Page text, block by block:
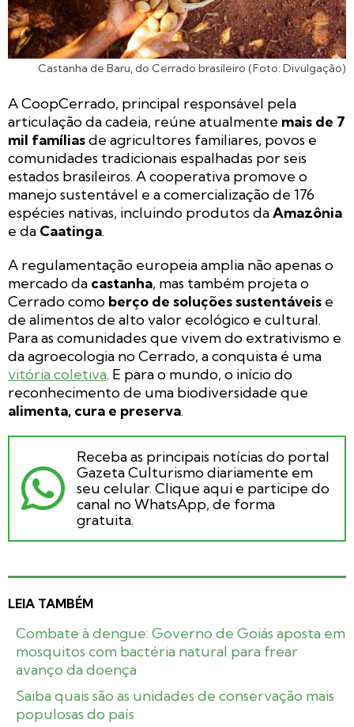
Castanha de Baru, do Cerrado brasileiro (Foto: Divulgação)
A CoopCerrado, principal responsável pela
articulação da cadeia, reúne atualmente mais de 7
mil famíliasde agricultores familiares, povos e
comunidades tradicionais espalhadas por seis
estados brasileiros. A cooperativa promove o
manejo sustentável e a comercialização de 176
espécies nativas, incluindo produtos daAmazônia
e da Caatinga.
A regulamentação europeia amplia não apenas o
mercado da castanha, mas também projeta o
Cerrado como berço de soluções sustentáveis e
de alimentos de alto valor ecológico e cultural.
Para as comunidades que vivem do extrativismo e
da agroecologia no Cerrado, a conquista é uma
vitória coletiva. E para o mundo, o início do
reconhecimento de uma biodiversidade que
alimenta, cura e preserva.
Receba as principais notícias do portal
Gazeta Culturismo diariamente em
seu celular. Clique aqui e participe do
canal no WhatsApp, de forma
gratuita.
LEIA TAMBÉM
Combate à dengue: Governo de Goiás aposta em
mosquitos com bactéria natural para frear
avanço da doença
Saiba quais são as unidades de conservação mais
populosas do país